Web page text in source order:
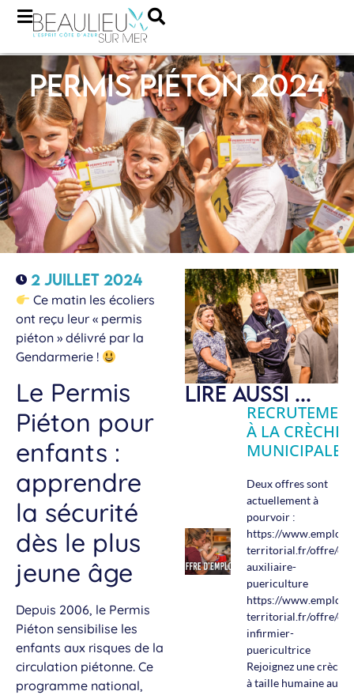
Permis piéton 2024
2 juillet 2024
Ce matin les écoliers
ont reçu leur « permis
piéton » délivré par la
Gendarmerie !
Le Permis
Piéton pour
enfants :
apprendre
la sécurité
dès le plus
jeune âge
Depuis 2006, le Permis
Piéton sensibilise les
enfants aux risques de la
circulation piétonne. Ce
programme national,
LIRE AUSSI ...
À LA CRÈCHE
MUNICIPALE !
Deux offres sont
actuellement à
pourvoir :
https://www.emploi-
territorial.fr/offre/
auxiliaire-
puericulture
https://www.emploi-
territorial.fr/offre/
infirmier-
puericultrice
Rejoignez une crèche
à taille humaine au